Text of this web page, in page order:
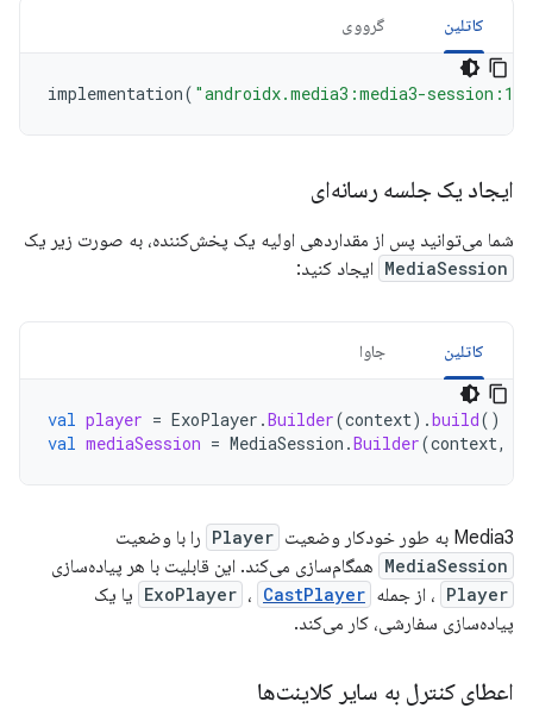
کاتلین گرووی
implementation( "androidx.media3:media3-
ایجاد یک جلسه رسانه‌ای
شما می‌توانید پس از مقداردهی اولیه یک پخش‌کننده، به صورت زیر یک
MediaSession ایجاد کنید:
کاتلین جاوا
val player = ExoPlayer .Builder(context).build()
val mediaSession = MediaSession .Builder(context,
Media3 به طور خودکار وضعیت Player را با وضعیت
MediaSession همگام‌سازی می‌کند. این قابلیت با هر پیاده‌سازی
Player ، از جمله ExoPlayer ، CastPlayer
یا یک
پیاده‌سازی سفارشی، کار می‌کند.
اعطای کنترل به سایر کلاینت‌ها